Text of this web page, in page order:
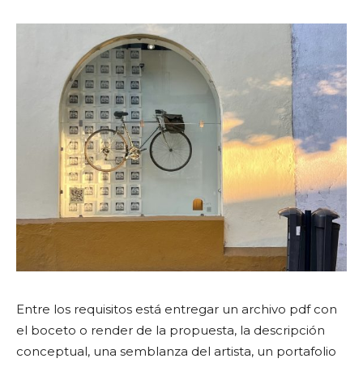
Entre los requisitos está entregar un archivo pdf con
el boceto o render de la propuesta, la descripción
conceptual, una semblanza del artista, un portafolio